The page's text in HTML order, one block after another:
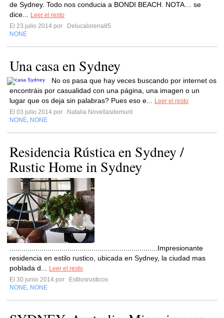
de Sydney. Todo nos conducia a BONDI BEACH. NOTA… se
dice...
Leer el resto
El 23 julio 2014 por
Delucalorena85
NONE
Una casa en Sydney
No os pasa que hay veces buscando por internet os
encontráis por casualidad con una página, una imagen o un
lugar que os deja sin palabras? Pues eso e...
Leer el resto
El 03 julio 2014 por
Natalia Novellasdemunt
NONE NONE
Residencia Rústica en Sydney /
Rustic Home in Sydney
..........................................................................Impresionante
residencia en estilo rustico, ubicada en Sydney, la ciudad mas
poblada d...
Leer el resto
El 30 junio 2014 por
Estilosrusticos
NONE NONE